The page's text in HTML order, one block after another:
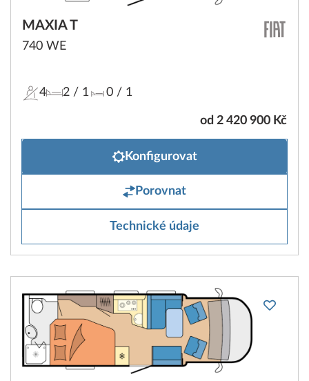
MAXIA T
740 WE
4 2 / 1 0/ 1
od 2 420 900 Kč
Konfigurovat
Porovnat
Technické údaje